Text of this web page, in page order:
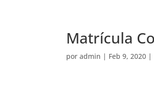
Matrícula
poradmin | Feb 9, 2020 |